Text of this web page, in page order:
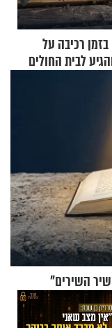
רכיבה על
לבית החולים
השירים"